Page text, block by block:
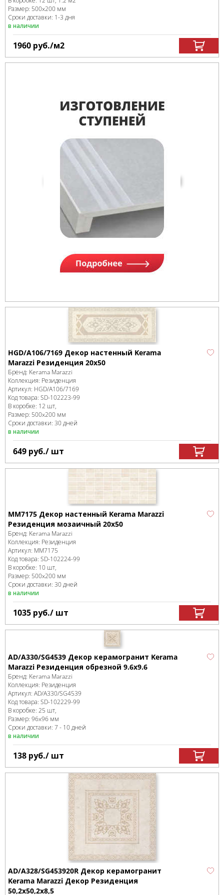
Размер: 500x200 мм
Сроки доставки: 1-3 дня
в наличии
1960 руб./м2
HGD/A106/7169 Декор настенный Kerama
Marazzi Резиденция 20х50
Бренд: Kerama Marazzi
Коллекция: Резиденция
Артикул: HGD/A106/7169
Код товара: SD-102223-99
В коробке: 12 шт,
Размер: 500x200 мм
Сроки доставки: 30 дней
в наличии
649 руб./ шт
MM7175 Декор настенный Kerama Marazzi
Резиденция мозаичный 20х50
Бренд: Kerama Marazzi
Коллекция: Резиденция
Артикул: MM7175
Код товара: SD-102224-99
В коробке: 10 шт,
Размер: 500x200 мм
Сроки доставки: 30 дней
в наличии
1035 руб./ шт
AD/A330/SG4539 Декор керамогранит Kerama
Marazzi Резиденция обрезной 9.6х9.6
Бренд: Kerama Marazzi
Коллекция: Резиденция
Артикул: AD/A330/SG4539
Код товара: SD-102229-99
В коробке: 25 шт,
Размер: 96x96 мм
Сроки доставки: 7 - 10 дней
в наличии
138 руб./ шт
AD/A328/SG453920R Декор керамогранит
Kerama Marazzi Декор Резиденция
50,2x50,2x8,5